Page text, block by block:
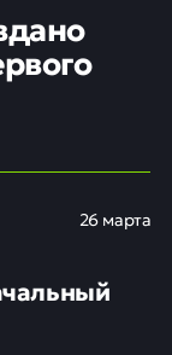
26 марта